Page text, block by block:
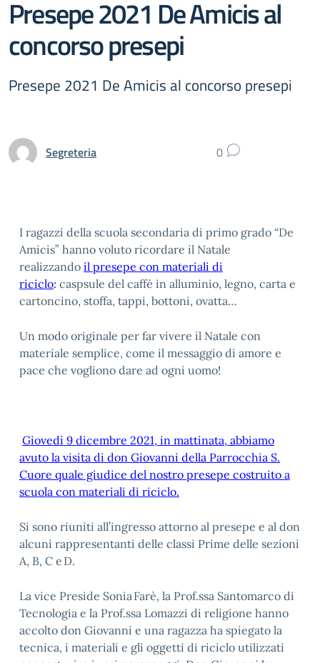
Presepe 2021 De Amicis al
concorso presepi
Presepe 2021 De Amicis al concorso presepi
Segreteria 0
I ragazzi della scuola secondaria di primo grado “De
Amicis” hanno voluto ricordare il Natale
realizzando il presepe con materiali di
riciclo: caspsule del caffè in alluminio, legno, carta e
cartoncino, stoffa, tappi, bottoni, ovatta…
Un modo originale per far vivere il Natale con
materiale semplice, come il messaggio di amore e
pace che vogliono dare ad ogni uomo!
Giovedì 9 dicembre 2021, in mattinata, abbiamo
avuto la visita di don Giovanni della Parrocchia S.
Cuore quale giudice del nostro presepe costruito a
scuola con materiali di riciclo.
Si sono riuniti all’ingresso attorno al presepe e al don
alcuni rappresentanti delle classi Prime delle sezioni
A, B, C e D.
La vice Preside Sonia Farè, la Prof.ssa Santomarco di
Tecnologia e la Prof.ssa Lomazzi di religione hanno
accolto don Giovanni e una ragazza ha spiegato la
tecnica, i materiali e gli oggetti di riciclo utilizzati